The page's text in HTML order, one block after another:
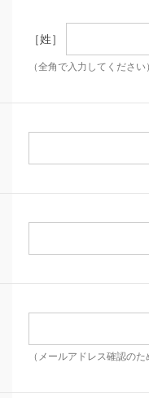
［姓］
（全角で入力してください）
（メールアドレス確認の